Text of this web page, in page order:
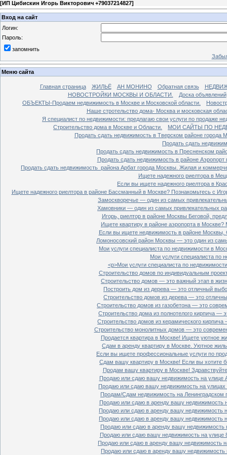
[ИП Цибискин Игорь Викторович +79037214827]
Вход на сайт
Логин:
Пароль:
запомнить
Меню сайта
Главная страница ЖИЛЬЁ АН МОНИНО Обратная связь
НОВОСТРОЙКИ МОСКВЫ И ОБЛАСТИ.
Доска объявлений
ОБЪЕКТЫ-Продаем недвижимость в Москве и Московской области.
Наше стротельство дома- Москва и московская
Я специалист по недвижимости: предлагаю свои услуги по продаже
Строительство дома в Москве и Области.
МОИ САЙТЫ ПО
Продать сдать недвижимость в Тверском районе города
Продать сдать
Продать сдать недвижимость в Пресненском
Продать сдать недвижимость в районе
Продать сдать недвижимость района Арбат города Москвы. Жилая и
Ищете надежного риелтора в
Если вы ищете надежного риелтора в
Ищете надежного риелтора в районе Бассманный в Москве? Познакомьтесь с
Замоскворечье — один из самых
Хамовники — один из самых привлекательных
Игорь, риелтор в районе Москвы Беговой,
Ищете квартиру в районе аэропорта в
Если вы ищете недвижимость в районе Москвы,
Ломоносовский район Москвы — это один из
Мои услуги специалиста по недвижимости в
Мои услуги специалиста по
<p>Мои услуги специалиста по
Строительство домов по индивидуальным
Строительство домов — это важный этап в
Построить дом из дерева — это отличный
Строительство домов из дерева — это
Строительство домов из газобетона — это
Строительство дома из полнотелого кирпича —
Строительство домов из керамического
Строительство монолитных домов — это
Продается квартира в Москве! Ищете уютное
Сдам в аренду квартиру в Москве. Уютное
Если вы ищете профессиональные услуги по
Сдам вашу квартиру в Москве! Если вы хотите
Продам вашу квартиру в Москве!
Продаю или сдаю вашу недвижимость на улице
Продаю или сдаю вашу недвижимость на
Продам/Сдам недвижимость на Ленинградском
Продаю или сдаю в аренду вашу недвижимость
Продаю или сдаю в аренду вашу недвижимость
Продаю или сдаю в аренду вашу недвижимость
Продаю или сдаю в аренду вашу недвижимость
Продаю или сдаю вашу недвижимость на улице
Продаю или сдаю в аренду вашу недвижимость
Продаю или сдаю в аренду вашу недвижимость